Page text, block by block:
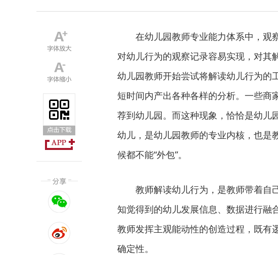
在幼儿园教师专业能力体系中，观
对幼儿行为的观察记录容易实现，对其
幼儿园教师开始尝试将解读幼儿行为的
短时间内产出各种各样的分析。一些商
荐到幼儿园。而这种现象，恰恰是幼儿
幼儿，是幼儿园教师的专业内核，也是
候都不能“外包”。
教师解读幼儿行为，是教师带着自
知觉得到的幼儿发展信息、数据进行融
教师发挥主观能动性的创造过程，既有
确定性。